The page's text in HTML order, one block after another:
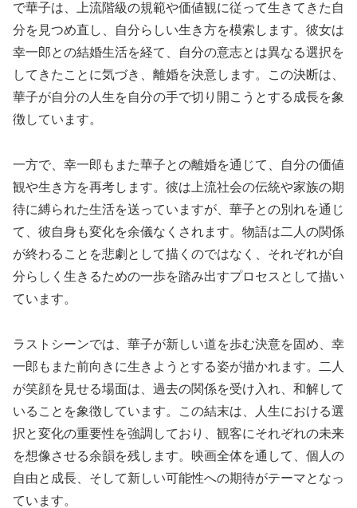
で華子は、上流階級の規範や価値観に従って生きてきた自
分を見つめ直し、自分らしい生き方を模索します。彼女は
幸一郎との結婚生活を経て、自分の意志とは異なる選択を
してきたことに気づき、離婚を決意します。この決断は、
華子が自分の人生を自分の手で切り開こうとする成長を象
徴しています。
一方で、幸一郎もまた華子との離婚を通じて、自分の価値
観や生き方を再考します。彼は上流社会の伝統や家族の期
待に縛られた生活を送っていますが、華子との別れを通じ
て、彼自身も変化を余儀なくされます。物語は二人の関係
が終わることを悲劇として描くのではなく、それぞれが自
分らしく生きるための一歩を踏み出すプロセスとして描い
ています。
ラストシーンでは、華子が新しい道を歩む決意を固め、幸
一郎もまた前向きに生きようとする姿が描かれます。二人
が笑顔を見せる場面は、過去の関係を受け入れ、和解して
いることを象徴しています。この結末は、人生における選
択と変化の重要性を強調しており、観客にそれぞれの未来
を想像させる余韻を残します。映画全体を通して、個人の
自由と成長、そして新しい可能性への期待がテーマとなっ
ています。